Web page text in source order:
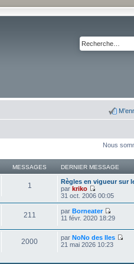
Nous
MESSAGES DERNIER MESSAGE
1
Règles en vigueur sur
par kriko
V
o
i
r
l
e
d
e
31 oct. 2006 00:05
211 par Borneater
V
i
r
l
11 févr. 2020 18:29
2000 par NoNo des Iles
21 mai 2026 10:23